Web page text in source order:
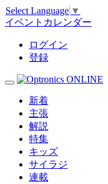
Select Language ▼
イベントカレンダー
ログイン
登録
新着
主張
解説
特集
キッズ
サイラジ
連載